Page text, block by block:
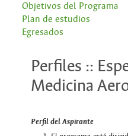
Objetivos del Programa
Plan de estudios
Egresados
Perfiles ::
Medicina
Perfil del Aspirante